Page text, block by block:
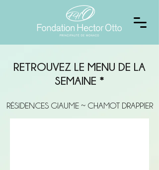
RETROUVEZ LE MENU DE LA
SEMAINE *
RÉSIDENCES GIAUME ~ CHAMOT DRAPPIER